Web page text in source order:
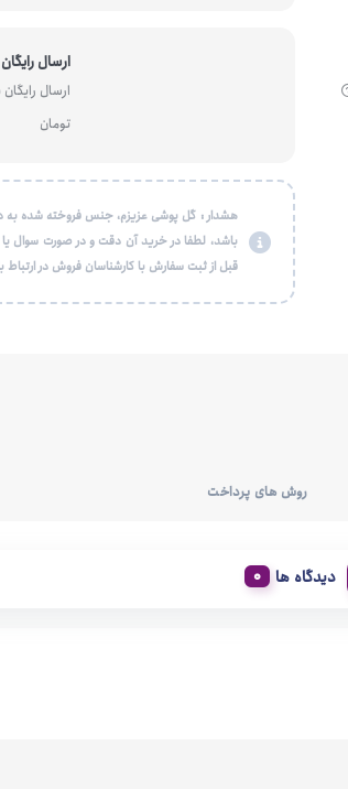
ارسال رایگان
تومان
هشدار : گل پوشی عزیزم، جنس فروخته شده به
باشد، لطفا در خرید آن دقت و در صورت سوال
قبل از ثبت سفارش با کارشناسان فروش در ارتباط
روش های پرداخت
دیدگاه ها